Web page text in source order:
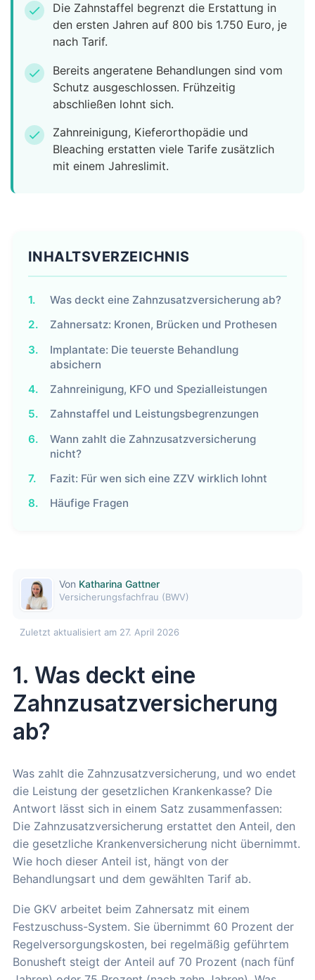
check
Die Zahnstaffel begrenzt die Erstattung in
den ersten Jahren auf 800 bis 1.750 Euro, je
nach Tarif.
check
Bereits angeratene Behandlungen sind vom
Schutz ausgeschlossen. Frühzeitig
abschließen lohnt sich.
check
Zahnreinigung, Kieferorthopädie und
Bleaching erstatten viele Tarife zusätzlich
mit einem Jahreslimit.
INHALTSVERZEICHNIS
1.
Was deckt eine Zahnzusatzversicherung ab?
2.
Zahnersatz: Kronen, Brücken und Prothesen
3.
Implantate: Die teuerste Behandlung
absichern
4.
Zahnreinigung, KFO und Spezialleistungen
5.
Zahnstaffel und Leistungsbegrenzungen
6.
Wann zahlt die Zahnzusatzversicherung
nicht?
7.
Fazit: Für wen sich eine ZZV wirklich lohnt
8.
Häufige Fragen
Von Katharina Gattner
Versicherungsfachfrau (BWV)
Zuletzt aktualisiert am 27. April 2026
1. Was deckt eine
Zahnzusatzversicherung
ab?
Was zahlt die Zahnzusatzversicherung, und wo endet
die Leistung der gesetzlichen Krankenkasse? Die
Antwort lässt sich in einem Satz zusammenfassen:
Die Zahnzusatzversicherung erstattet den Anteil, den
die gesetzliche Krankenversicherung nicht übernimmt.
Wie hoch dieser Anteil ist, hängt von der
Behandlungsart und dem gewählten Tarif ab.
Die GKV arbeitet beim Zahnersatz mit einem
Festzuschuss-System. Sie übernimmt 60 Prozent der
Regelversorgungskosten, bei regelmäßig geführtem
Bonusheft steigt der Anteil auf 70 Prozent (nach fünf